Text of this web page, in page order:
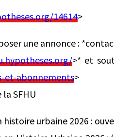
14614>
une annonce :
>* et
et-abonnements>
SFHU
urbaine 2026 :